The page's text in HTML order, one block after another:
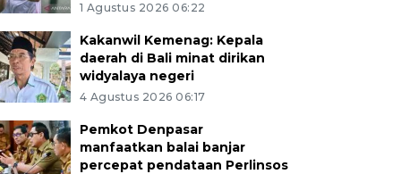
1 Agustus 2026 06:22
Kakanwil Kemenag: Kepala
daerah di Bali minat dirikan
widyalaya negeri
4 Agustus 2026 06:17
Pemkot Denpasar
manfaatkan balai banjar
percepat pendataan Perlinsos